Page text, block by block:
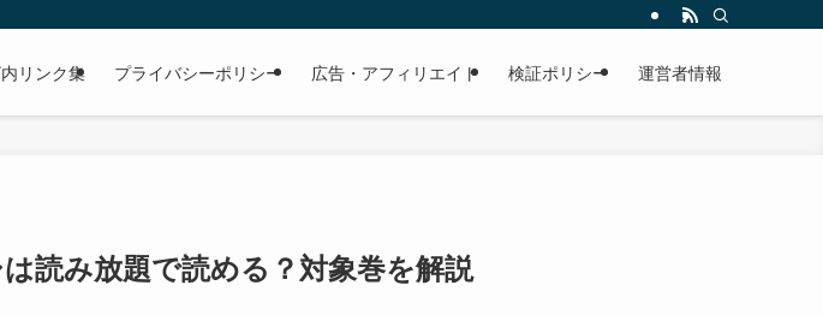
リンク集 プライバシーポリシー 広告・アフィリエイト 検証ポリシー 運営者情報
読み放題で読める？対象巻を解説